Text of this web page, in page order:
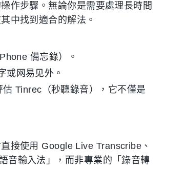
作步驟。無論你是需要處理長時間
中找到適合的解法。
備忘錄）。
或网易见外。
估 Tinrec（秒聽錄音），它不僅是
接使用 Google Live Transcribe、
音輸入法」，而非專業的「錄音轉